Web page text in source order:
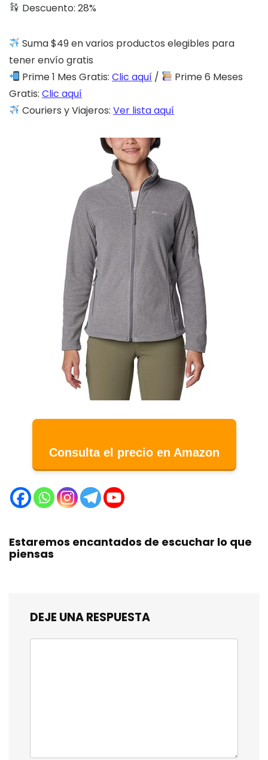
Descuento: 28%
Suma $49 en varios productos elegibles para
tener envío gratis
Prime 1 Mes Gratis:Clic aquí /
Prime 6 Meses
Gratis: Clic aquí
Couriers y Viajeros:Ver lista aquí
Consulta el precio en Amazon
Estaremos encantados de escuchar lo que
piensas
DEJE UNA RESPUESTA